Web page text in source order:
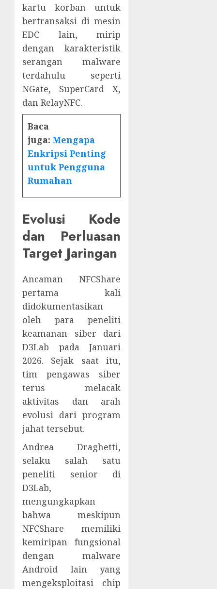
kartu korban untuk
bertransaksi di mesin
EDC lain, mirip
dengan karakteristik
serangan malware
terdahulu seperti
NGate, SuperCard X,
dan RelayNFC.
Baca
juga: Mengapa
Enkripsi Penting
untuk Pengguna
Rumahan
Evolusi Kode
dan Perluasan
Target Jaringan
Ancaman NFCShare
pertama kali
didokumentasikan
oleh para peneliti
keamanan siber dari
D3Lab pada Januari
2026. Sejak saat itu,
tim pengawas siber
terus melacak
aktivitas dan arah
evolusi dari program
jahat tersebut.
Andrea Draghetti,
selaku salah satu
peneliti senior di
D3Lab,
mengungkapkan
bahwa meskipun
NFCShare memiliki
kemiripan fungsional
dengan malware
Android lain yang
mengeksploitasi chip